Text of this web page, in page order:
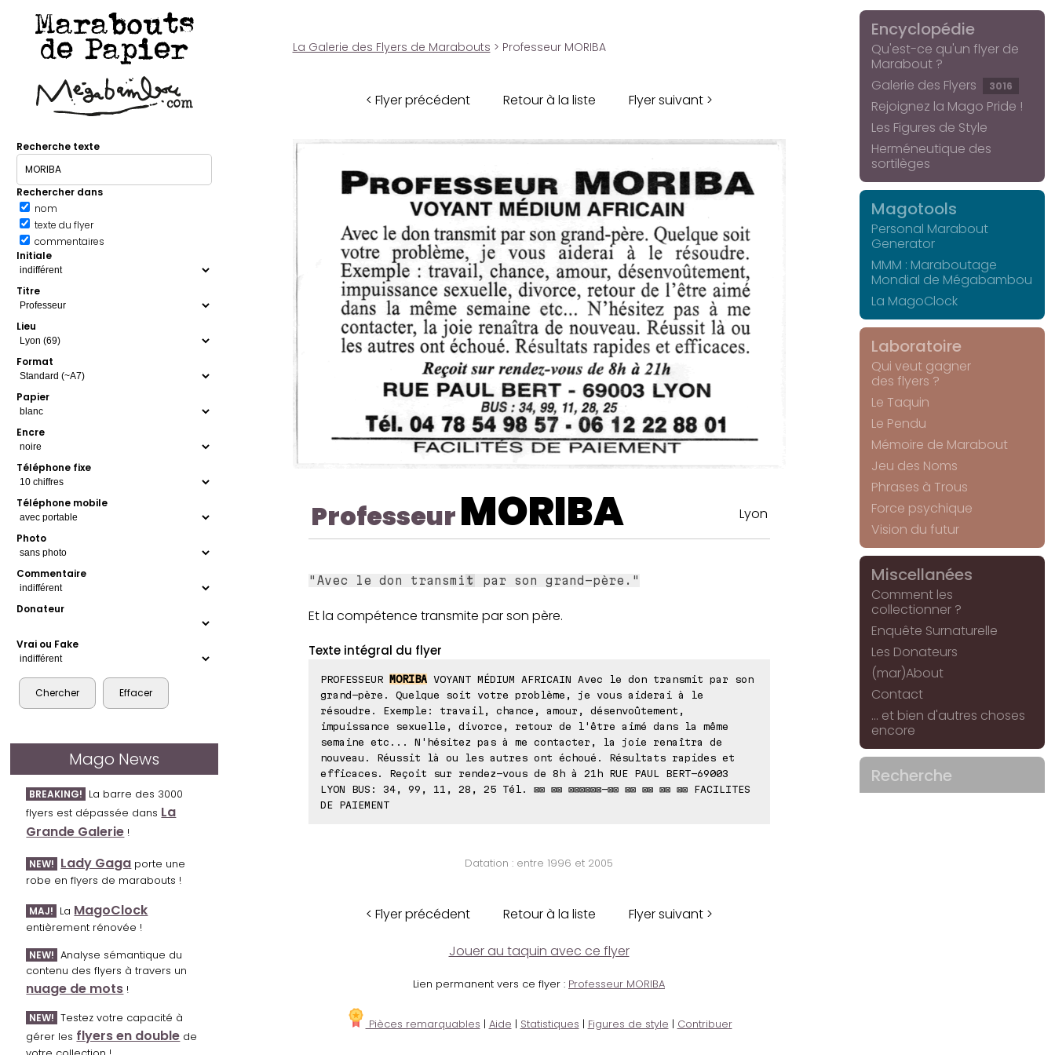
Marabouts
de Papier
Recherche texte
Rechercher dans
nom
texte du flyer
commentaires
Initiale
Titre
Lieu
Format
Papier
Encre
Téléphone fixe
Téléphone mobile
Photo
Commentaire
Donateur
Vrai ou Fake
Mago News
BREAKING! La barre des 3000
flyers est dépassée dans La
Grande Galerie !
NEW! Lady Gaga porte une
robe en flyers de marabouts !
MAJ! La MagoClock
entièrement rénovée !
NEW! Analyse sémantique du
contenu des flyers à travers un
nuage de mots !
NEW! Testez votre capacité à
gérer les flyers en double de
La Galerie des Flyers de Marabouts > Professeur MORIBA
< Flyer précédent Retour à la liste Flyer suivant >
ProfesseurMORIBA Lyon
"Avec le don transmi t par son grand-père."
Et la compétence transmite par son père.
Texte intégral du flyer
PROFESSEUR MORIBAVOYANT MÉDIUM AFRICAIN Avec le don transmit par son
grand-père. Quelque soit votre problème, je vous aiderai à le
résoudre. Exemple: travail, chance, amour, désenvoûtement,
impuissance sexuelle, divorce, retour de l'être aimé dans la même
semaine etc... N'hésitez pas à me contacter, la joie renaîtra de
nouveau. Réussit là ou les autres ont échoué. Résultats rapides et
efficaces. Reçoit sur rendez-vous de 8h à 21h RUE PAUL BERT-69003
LYON BUS: 34, 99, 11, 28, 25 Tél. ⊠⊠ ⊠⊠ ⊠⊠⊠⊠⊠⊠-⊠⊠ ⊠⊠ ⊠⊠ ⊠⊠ ⊠⊠ FACILITES
DE PAIEMENT
Datation : entre 1996 et 2005
< Flyer précédent Retour à la liste Flyer suivant >
Jouer au taquin avec ce flyer
Lien permanent vers ce flyer : Professeur MORIBA
Pièces remarquables | Aide | Statistiques | Figures de style | Contribuer
Encyclopédie
Qu'est-ce qu'un flyer de
Marabout ?
Galerie des Flyers
3016
Rejoignez la Mago Pride !
Les Figures de Style
Herméneutique des
sortilèges
Magotools
Personal Marabout
Generator
MMM : Maraboutage
Mondial de Mégabambou
La MagoClock
Laboratoire
Qui veut gagner
des flyers ?
Le Taquin
Le Pendu
Mémoire de Marabout
Jeu des Noms
Phrases à Trous
Force psychique
Vision du futur
Miscellanées
Comment les
collectionner ?
Enquête Surnaturelle
Les Donateurs
(mar)About
Contact
... et bien d'autres choses
encore
Recherche